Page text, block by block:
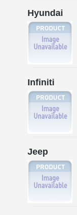
Hyundai
Infiniti
Jeep